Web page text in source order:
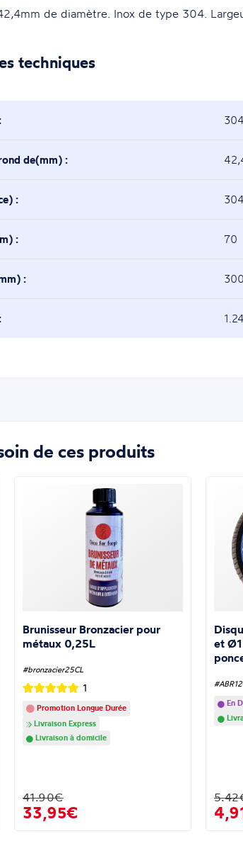
de diamètre. Inox de type 304.
techniques
de(mm) :
: 304
: 70
: 300
1.24
de ces produits
Brunisseur Bronzacier pour
métaux 0,25L
#bronzacier25CL
1
Promotion Longue Durée
Livraison Express
Livraison à domicile
41.90€
33,95€
et
En